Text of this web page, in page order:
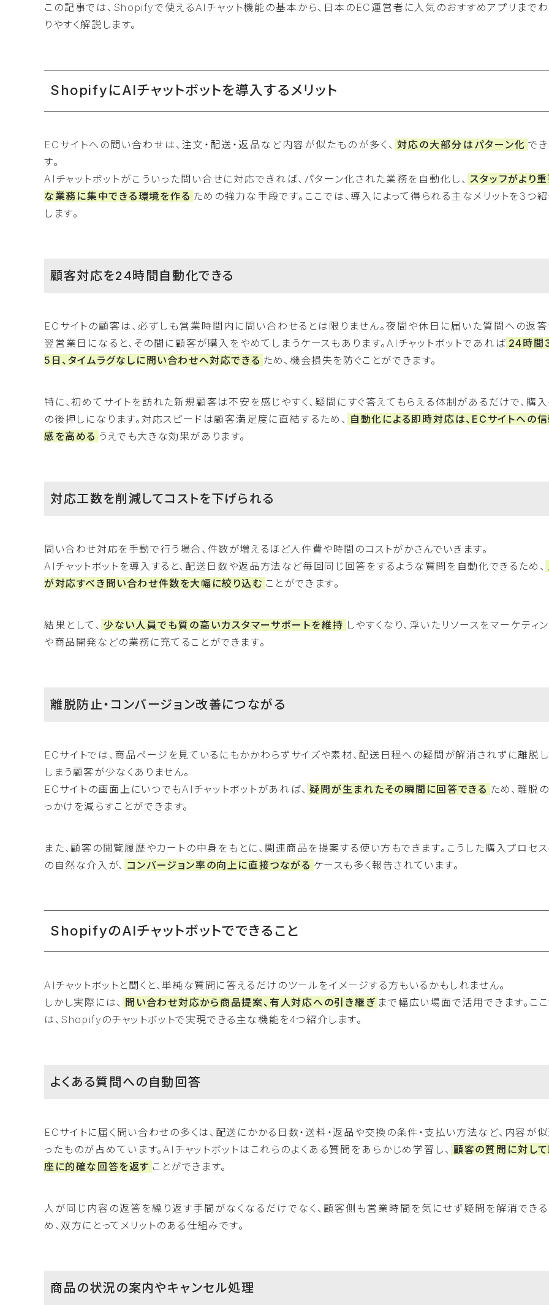
この記事では、Shopifyで使えるAIチャット機能の基本から、日本のEC運営者に人気のおすすめアプリまで
りやすく解説します。
ShopifyにAIチャットボットを導入するメリット
ECサイトへの問い合わせは、注文・配送・返品など内容が似たものが多く、 対応の大部分はパターン化 で
す。
AIチャットボットがこういった問い合せに対応できれば、パターン化された業務を自動化し、 スタッフがより
な業務に集中できる環境を作る ための強力な手段です。ここでは、導入によって得られる主なメリットを3つ
します。
顧客対応を24時間自動化できる
ECサイトの顧客は、必ずしも営業時間内に問い合わせるとは限りません。夜間や休日に届いた質問への返
翌営業日になると、その間に顧客が購入をやめてしまうケースもあります。AIチャットボットであれば 24時間
5日、タイムラグなしに問い合わせへ対応できる ため、機会損失を防ぐことができます。
特に、初めてサイトを訪れた新規顧客は不安を感じやすく、疑問にすぐ答えてもらえる体制があるだけで、購
の後押しになります。対応スピードは顧客満足度に直結するため、 自動化による即時対応は、ECサイトへの
感を高める うえでも大きな効果があります。
対応工数を削減してコストを下げられる
問い合わせ対応を手動で行う場合、件数が増えるほど人件費や時間のコストがかさんでいきます。
AIチャットボットを導入すると、配送日数や返品方法など毎回同じ回答をするような質問を自動化できるため、
が対応すべき問い合わせ件数を大幅に絞り込む ことができます。
結果として、 少ない人員でも質の高いカスタマーサポートを維持 しやすくなり、浮いたリソースをマーケティ
や商品開発などの業務に充てることができます。
離脱防止・コンバージョン改善につながる
ECサイトでは、商品ページを見ているにもかかわらずサイズや素材、配送日程への疑問が解消されずに離脱
しまう顧客が少なくありません。
ECサイトの画面上にいつでもAIチャットボットがあれば、 疑問が生まれたその瞬間に回答できる ため、離脱
っかけを減らすことができます。
また、顧客の閲覧履歴やカートの中身をもとに、関連商品を提案する使い方もできます。こうした購入プロセ
の自然な介入が、 コンバージョン率の向上に直接つながる ケースも多く報告されています。
ShopifyのAIチャットボットでできること
AIチャットボットと聞くと、単純な質問に答えるだけのツールをイメージする方もいるかもしれません。
しかし実際には、 問い合わせ対応から商品提案、有人対応への引き継ぎ まで幅広い場面で活用できます。こ
は、Shopifyのチャットボットで実現できる主な機能を4つ紹介します。
よくある質問への自動回答
ECサイトに届く問い合わせの多くは、配送にかかる日数・送料・返品や交換の条件・支払い方法など、内容が
ったものが占めています。AIチャットボットはこれらのよくある質問をあらかじめ学習し、 顧客の質問に対し
座に的確な回答を返す ことができます。
人が同じ内容の返答を繰り返す手間がなくなるだけでなく、顧客側も営業時間を気にせず疑問を解消でき
め、双方にとってメリットのある仕組みです。
商品の状況の案内やキャンセル処理